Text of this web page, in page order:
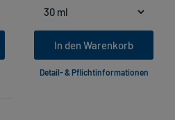
In den Warenkorb
Detail- & Pflichtinformationen